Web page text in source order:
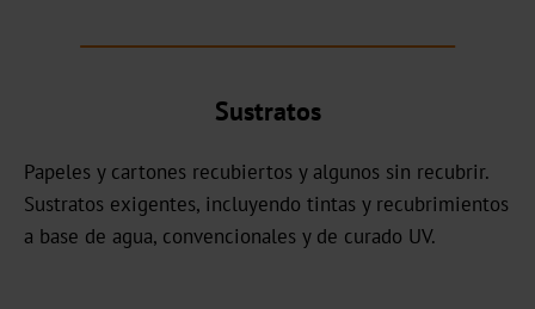
HX
Textured
Graphical
Sustratos
Papeles y cartones recubiertos y algunos sin recubrir.
Sustratos exigentes, incluyendo tintas y recubrimientos
a base de agua, convencionales y de curado UV.